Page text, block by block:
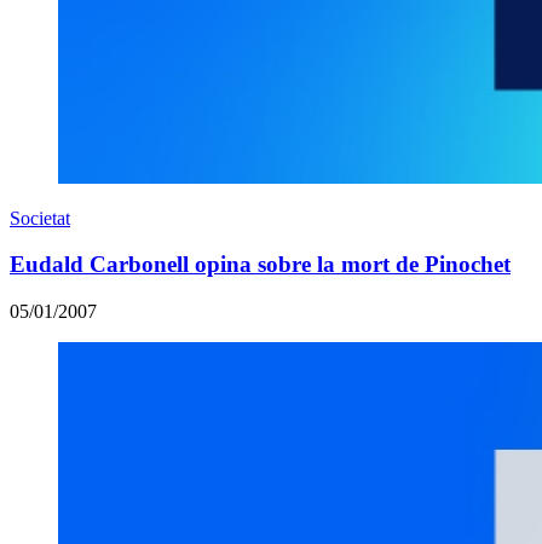
Societat
Eudald Carbonell opina sobre la mort de Pinochet
05/01/2007